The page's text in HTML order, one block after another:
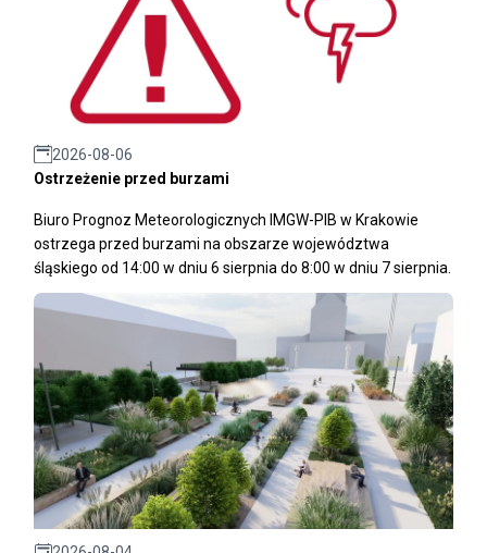
2026-08-06
Ostrzeżenie przed burzami
Biuro Prognoz Meteorologicznych IMGW-PIB w Krakowie
ostrzega przed burzami na obszarze województwa
śląskiego od 14:00 w dniu 6 sierpnia do 8:00 w dniu 7 sierpnia.